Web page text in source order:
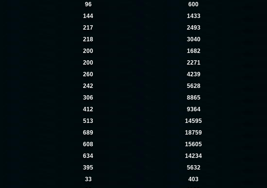
96
600
144
1433
217
2493
218
3040
200
1682
200
2271
260
4239
242
5628
306
8865
412
9364
513
14595
689
18759
608
15605
634
14234
395
5632
33
403